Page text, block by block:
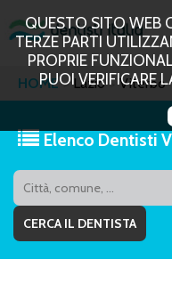
QUESTO SITO WEB
TERZE PARTI
PROPRIE
PUOI VERIFICARE
HOME Lazio Viterbo
Elenco Dentisti